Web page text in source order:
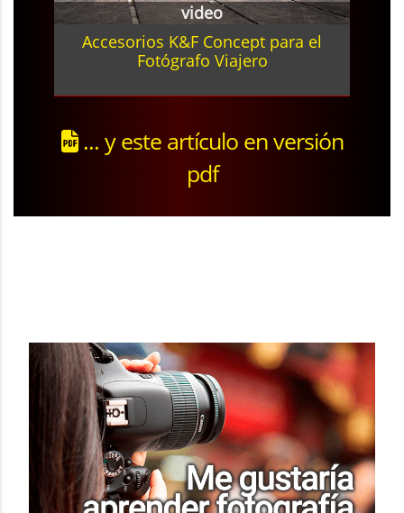
video
Accesorios K&F Concept para el
Fotógrafo Viajero
... y este artículo en versión
pdf